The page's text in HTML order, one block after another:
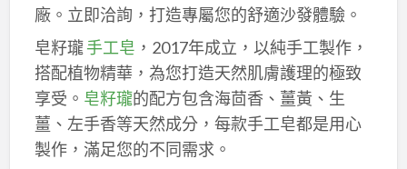
廠。立即洽詢，打造專屬您的舒適沙發體驗。
皂籽瓏手工皂 ，2017年成立，以純手工製作，
搭配植物精華，為您打造天然肌膚護理的極致
享受。 皂籽瓏的配方包含海茴香、薑黃、生
薑、左手香等天然成分，每款手工皂都是用心
製作，滿足您的不同需求。